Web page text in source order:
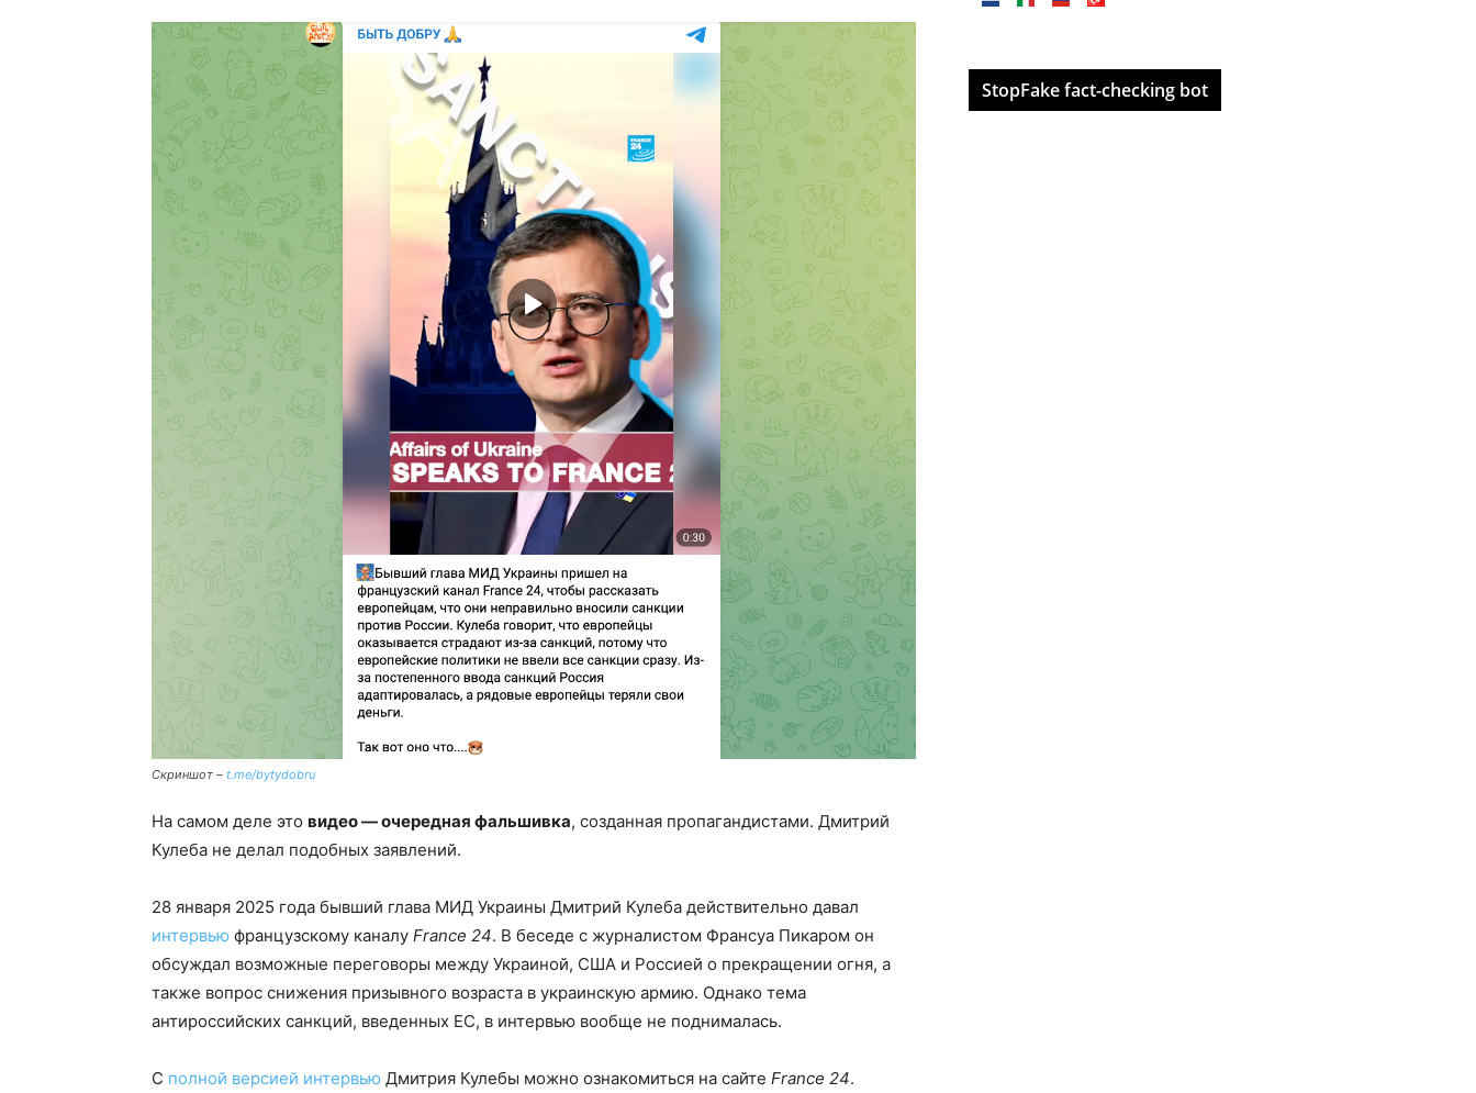
Скриншот – t.me/bytydobru
На самом деле это видео — очередная фальшивка, созданная пропагандистами. Дмитрий
Кулеба не делал подобных заявлений.
28 января 2025 года бывший глава МИД Украины Дмитрий Кулеба действительно давал
интервью французскому каналу France 24. В беседе с журналистом Франсуа Пикаром он
обсуждал возможные переговоры между Украиной, США и Россией о прекращении огня, а
также вопрос снижения призывного возраста в украинскую армию. Однако тема
антироссийских санкций, введенных ЕС, в интервью вообще не поднималась.
С полной версией интервью Дмитрия Кулебы можно ознакомиться на сайте France 24.
StopFake fact-checking bot